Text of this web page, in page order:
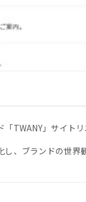
TWANY」サイト
、ブランドの世界